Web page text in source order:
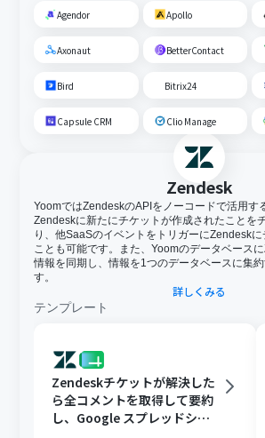
Agendor Apollo
Axonaut BetterContact
Bird Bitrix24
Capsule CRM Clio Manage
Zendesk
YoomではZendeskのAPIをノーコードで活用す
Zendeskに新たにチケットが作成されたことを
り、他SaaSのイベントをトリガーにZendesk
ことも可能です。また、Yoomのデータベース
情報を同期し、情報を1つのデータベースに集
す。
詳しくみる
テンプレート
Zendeskチケットが解決した
ら全コメントを取得して要約
し、Google スプレッドシー